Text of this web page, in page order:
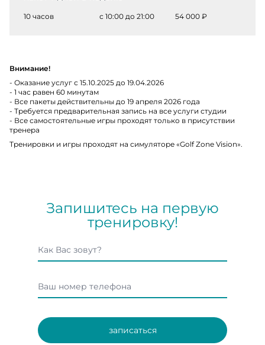
10 часов с 10:00 до 21:00 54 000 ₽
Внимание!
- Оказание услуг с 15.10.2025 до 19.04.2026
- 1 час равен 60 минутам
- Все пакеты действительны до 19 апреля 2026 года
- Требуется предварительная запись на все услуги студии
- Все самостоятельные игры проходят только в присутствии
тренера
Тренировки и игры проходят на симуляторе «Golf Zone Vision».
Запишитесь на первую
тренировку!
записаться